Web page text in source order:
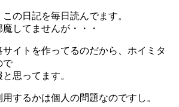
の日記を毎日読んでます。
してませんが・・・
イトを作ってるのだから、ホイミタ
で
思ってます。
するかは個人の問題なのですし。